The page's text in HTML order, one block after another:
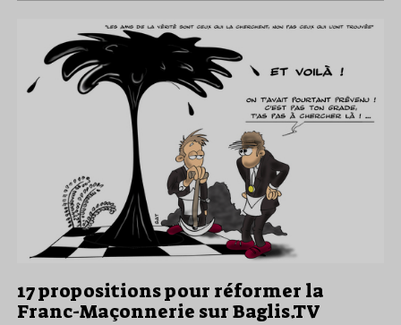
17 propositions pour réformer la
Franc-Maçonnerie sur Baglis.TV